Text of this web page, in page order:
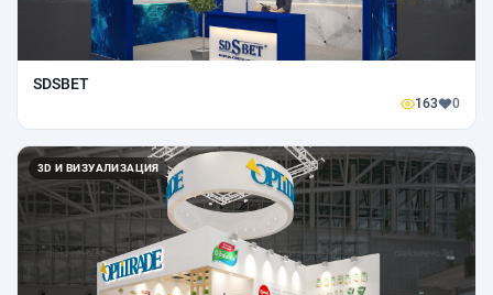
SDSВЕТ
163 0
3D И ВИЗУАЛИЗАЦИЯ